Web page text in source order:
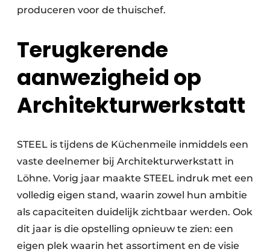
produceren voor de thuischef.
Terugkerende
aanwezigheid op
Architekturwerkstatt
STEEL is tijdens de Küchenmeile inmiddels een
vaste deelnemer bij Architekturwerkstatt in
Löhne. Vorig jaar maakte STEEL indruk met een
volledig eigen stand, waarin zowel hun ambitie
als capaciteiten duidelijk zichtbaar werden. Ook
dit jaar is die opstelling opnieuw te zien: een
eigen plek waarin het assortiment en de visie